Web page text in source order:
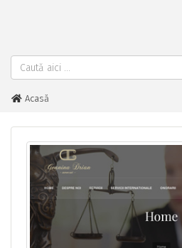
Acasă
Partaj, Divort romani din strainatate